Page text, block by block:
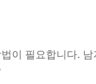
이 필요합니다.